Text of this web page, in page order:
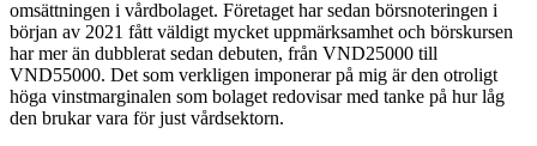
omsättningen i vårdbolaget. Företaget har sedan börsnoteringen i
början av 2021 fått väldigt mycket uppmärksamhet och börskursen
har mer än dubblerat sedan debuten, från VND25000 till
VND55000. Det som verkligen imponerar på mig är den otroligt
höga vinstmarginalen som bolaget redovisar med tanke på hur låg
den brukar vara för just vårdsektorn.